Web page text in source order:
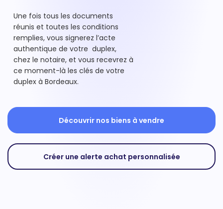
Une fois tous les documents
réunis et toutes les conditions
remplies, vous signerez l’acte
authentique de votre duplex,
chez le notaire, et vous recevrez à
ce moment-là les clés de votre
duplex à Bordeaux.
Découvrir nos biens à vendre
Créer une alerte achat personnalisée